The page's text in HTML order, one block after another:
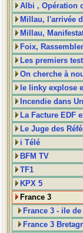
Albi , Opération
Millau, l'arrivée
Millau,
Foix,
Les premiers
On cherche à
le linky explose
Incendie dans
La Facture EDF
Le Juge des
i Télé
BFM TV
TF1
KPX 5
France 3
France 3 - ile
France 3